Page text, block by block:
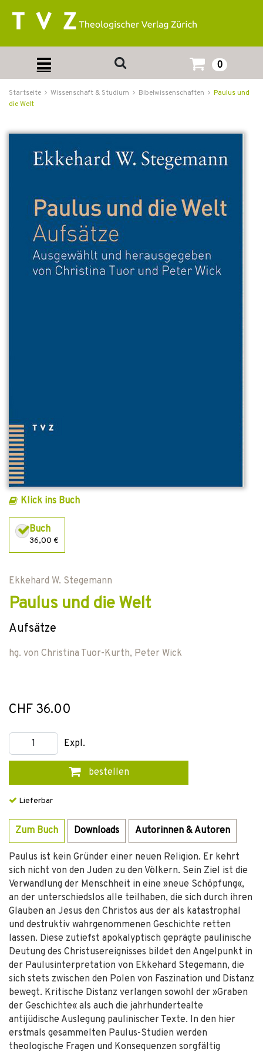
0
Startseite Wissenschaft & Studium Bibelwissenschaften
Paulus und
die Welt
Klick ins Buch
Buch
36,00 €
Ekkehard W. Stegemann
Paulus und die Welt
Aufsätze
hg. von Christina Tuor-Kurth, Peter Wick
CHF 36.00
Expl.
bestellen
Lieferbar
Zum Buch Downloads Autorinnen & Autoren
Paulus ist kein Gründer einer neuen Religion. Er kehrt
sich nicht von den Juden zu den Völkern. Sein Ziel ist die
Verwandlung der Menschheit in eine »neue Schöpfung«,
an der unterschiedslos alle teilhaben, die sich durch ihren
Glauben an Jesus den Christos aus der als katastrophal
und destruktiv wahrgenommenen Geschichte retten
lassen. Diese zutiefst apokalyptisch geprägte paulinische
Deutung des Christusereignisses bildet den Angelpunkt in
der Paulusinterpretation von Ekkehard Stegemann, die
sich stets zwischen den Polen von Faszination und Distanz
bewegt. Kritische Distanz verlangen sowohl der »Graben
der Geschichte« als auch die jahrhundertealte
antijüdische Auslegung paulinischer Texte. In den hier
erstmals gesammelten Paulus-Studien werden
theologische Fragen und Konsequenzen sorgfältig